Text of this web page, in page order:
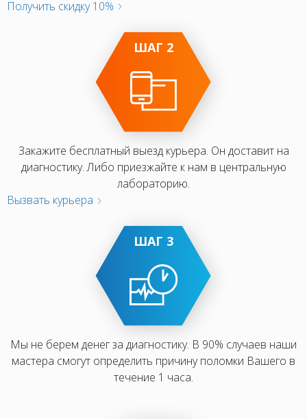
Получить скидку 10%
ШАГ 2
Закажите бесплатный выезд курьера. Он доставит на
диагностику. Либо приезжайте к нам в центральную
лабораторию.
Вызвать курьера
ШАГ 3
Мы не берем денег за диагностику. В 90% случаев наши
мастера смогут определить причину поломки Вашего в
течение 1 часа.